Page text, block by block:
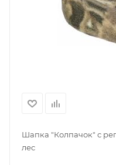
Шапка "Колпачок" с
лес